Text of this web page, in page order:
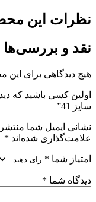
نظرات این
نقد و بررسی‌ها
هیچ دیدگاهی برای
سایز 41”
نشانی ایمیل شما
علامت‌گذاری شده‌اند *
امتیاز شما *
دیدگاه شما *